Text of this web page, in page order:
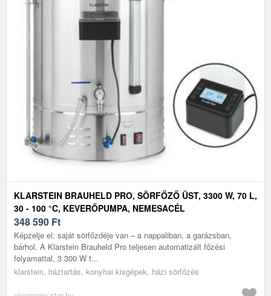
KLARSTEIN BRAUHELD PRO, SÖRFŐZŐ ÜST, 3300 W, 70 L,
30 - 100 °C, KEVERŐPUMPA, NEMESACÉL
348 590 Ft
Képzelje el: saját sörfőzdéje van – a nappaliban, a garázsban,
bárhol. A Klarstein Brauheld Pro teljesen automatizált főzési
folyamattal, 3 300 W t...
klarstein, háztartás, konyhai kisgépek, házi sörfőzés